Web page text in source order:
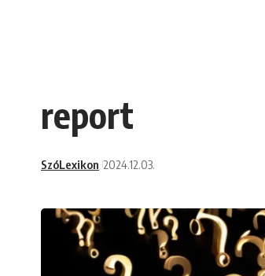
report
SzóLexikon 2024.12.03.